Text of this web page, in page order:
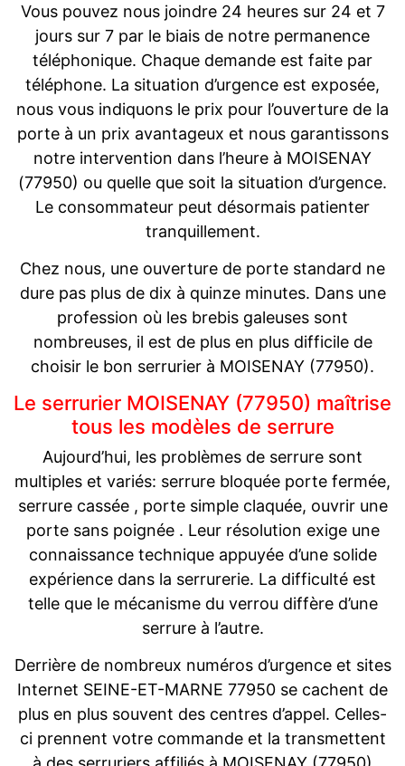
Vous pouvez nous joindre 24 heures sur 24 et 7
jours sur 7 par le biais de notre permanence
téléphonique. Chaque demande est faite par
téléphone. La situation d’urgence est exposée,
nous vous indiquons le prix pour l’ouverture de la
porte à un prix avantageux et nous garantissons
notre intervention dans l’heure à MOISENAY
(77950) ou quelle que soit la situation d’urgence.
Le consommateur peut désormais patienter
tranquillement.
Chez nous, une ouverture de porte standard ne
dure pas plus de dix à quinze minutes. Dans une
profession où les brebis galeuses sont
nombreuses, il est de plus en plus difficile de
choisir le bon serrurier à MOISENAY (77950).
Le serrurier MOISENAY (77950) maîtrise
tous les modèles de serrure
Aujourd’hui, les problèmes de serrure sont
multiples et variés: serrure bloquée porte fermée,
serrure cassée , porte simple claquée, ouvrir une
porte sans poignée . Leur résolution exige une
connaissance technique appuyée d’une solide
expérience dans la serrurerie. La difficulté est
telle que le mécanisme du verrou diffère d’une
serrure à l’autre.
Derrière de nombreux numéros d’urgence et sites
Internet SEINE-ET-MARNE 77950 se cachent de
plus en plus souvent des centres d’appel. Celles-
ci prennent votre commande et la transmettent